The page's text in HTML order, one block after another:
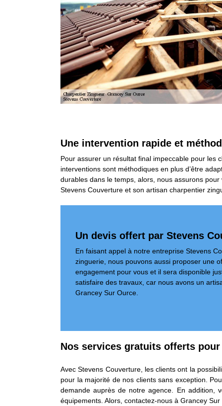
Une intervention rapide et
Pour assurer un résultat final impeccable pour les
interventions sont méthodiques en plus d’être
durables dans le temps, alors, nous assurons
Stevens Couverture et son artisan charpentier
Un devis offert par Stevens
En faisant appel à notre entreprise Stevens
zinguerie, nous pouvons aussi proposer une
engagement pour vous et il sera disponible
satisfaire des travaux, car nous avons un
Grancey Sur Ource.
Nos services gratuits offerts
Avec Stevens Couverture, les clients ont la
pour la majorité de nos clients sans exception.
demande auprès de notre agence. En addition,
équipements. Alors, contactez-nous à Grancey